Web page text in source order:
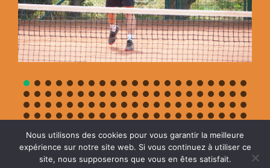
Nous utilisons des cookies pour vous garantir la meilleure
expérience sur notre site web. Si vous continuez à utiliser ce
site, nous supposerons que vous en êtes satisfait.